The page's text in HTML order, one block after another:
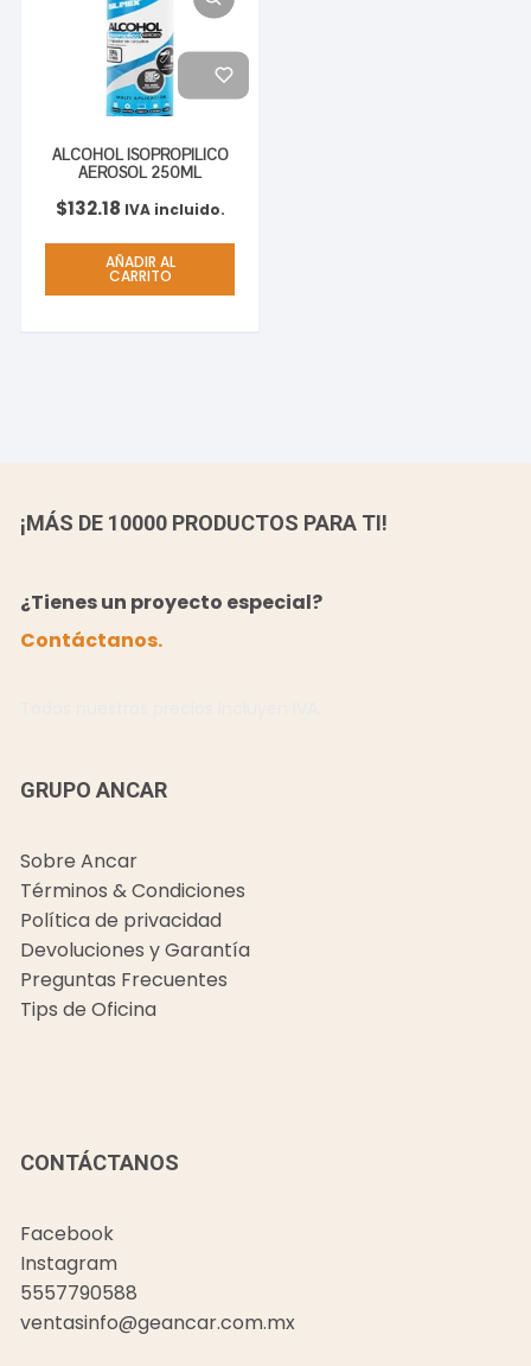
ALCOHOL ISOPROPILICO
AEROSOL 250ML
$132.18 IVA incluido.
AÑADIR AL
CARRITO
¡MÁS DE 10000 PRODUCTOS PARA TI!
¿Tienes un proyecto especial?
Contáctanos.
GRUPO ANCAR
Sobre Ancar
Términos & Condiciones
Política de privacidad
Devoluciones y Garantía
Preguntas Frecuentes
Tips de Oficina
CONTÁCTANOS
Facebook
Instagram
5557790588
ventasinfo@geancar.com.mx